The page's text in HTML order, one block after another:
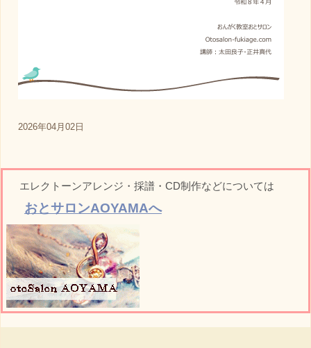
2026年04月02日
エレクトーンアレンジ・採譜・CD制作などについては
おとサロンAOYAMAへ